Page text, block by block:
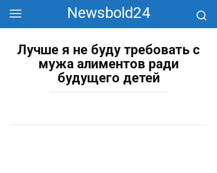
контенту
Newsbold24
Лучше я не буду требовать с
мужа алиментов ради
будущего детей